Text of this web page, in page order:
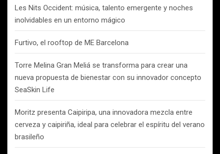
Les Nits Occident: música, talento emergente y noches
inolvidables en un entorno mágico
Furtivo, el rooftop de ME Barcelona
Torre Melina Gran Meliá se transforma para crear una
nueva propuesta de bienestar con su innovador concepto
SeaSkin Life
Moritz presenta Caipiripa, una innovadora mezcla entre
cerveza y caipiriña, ideal para celebrar el espíritu del verano
brasileño